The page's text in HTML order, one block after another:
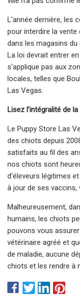
L'année dernière, les
pour interdire la vente
dans les magasins
La loi devrait entrer
s'applique pas aux
locales, telles que
Las Vegas.
Lisez l’intégralité de
Le Puppy Store Las
des chiots depuis
satisfaits au fil des
nos chiots sont
d'éleveurs légitimes
à jour de ses vaccins,
Malheureusement,
humains, les chiots
pouvons vous
vétérinaire agréé et
de maladie, aucune
chiots et les rendre à